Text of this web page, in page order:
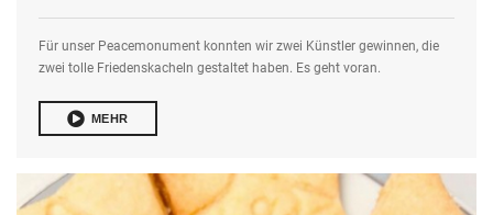
Für unser Peacemonument konnten wir zwei Künstler gewinnen, die
zwei tolle Friedenskacheln gestaltet haben. Es geht voran.
MEHR